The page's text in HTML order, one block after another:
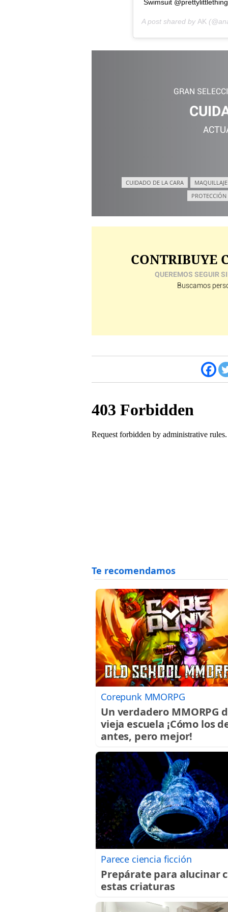
Swimsuit
A post shared by AK
GRAN
CUIDADO DE LA CARA
MAQUILLAJE
CONTRIBUYE
QUEREMOS SEGUIR
Buscamos
Corepunk MMORPG
Un verdadero MMORPG
vieja escuela ¡Cómo los
antes, pero mejor!
Parece ciencia ficción
Prepárate para alucinar
estas criaturas